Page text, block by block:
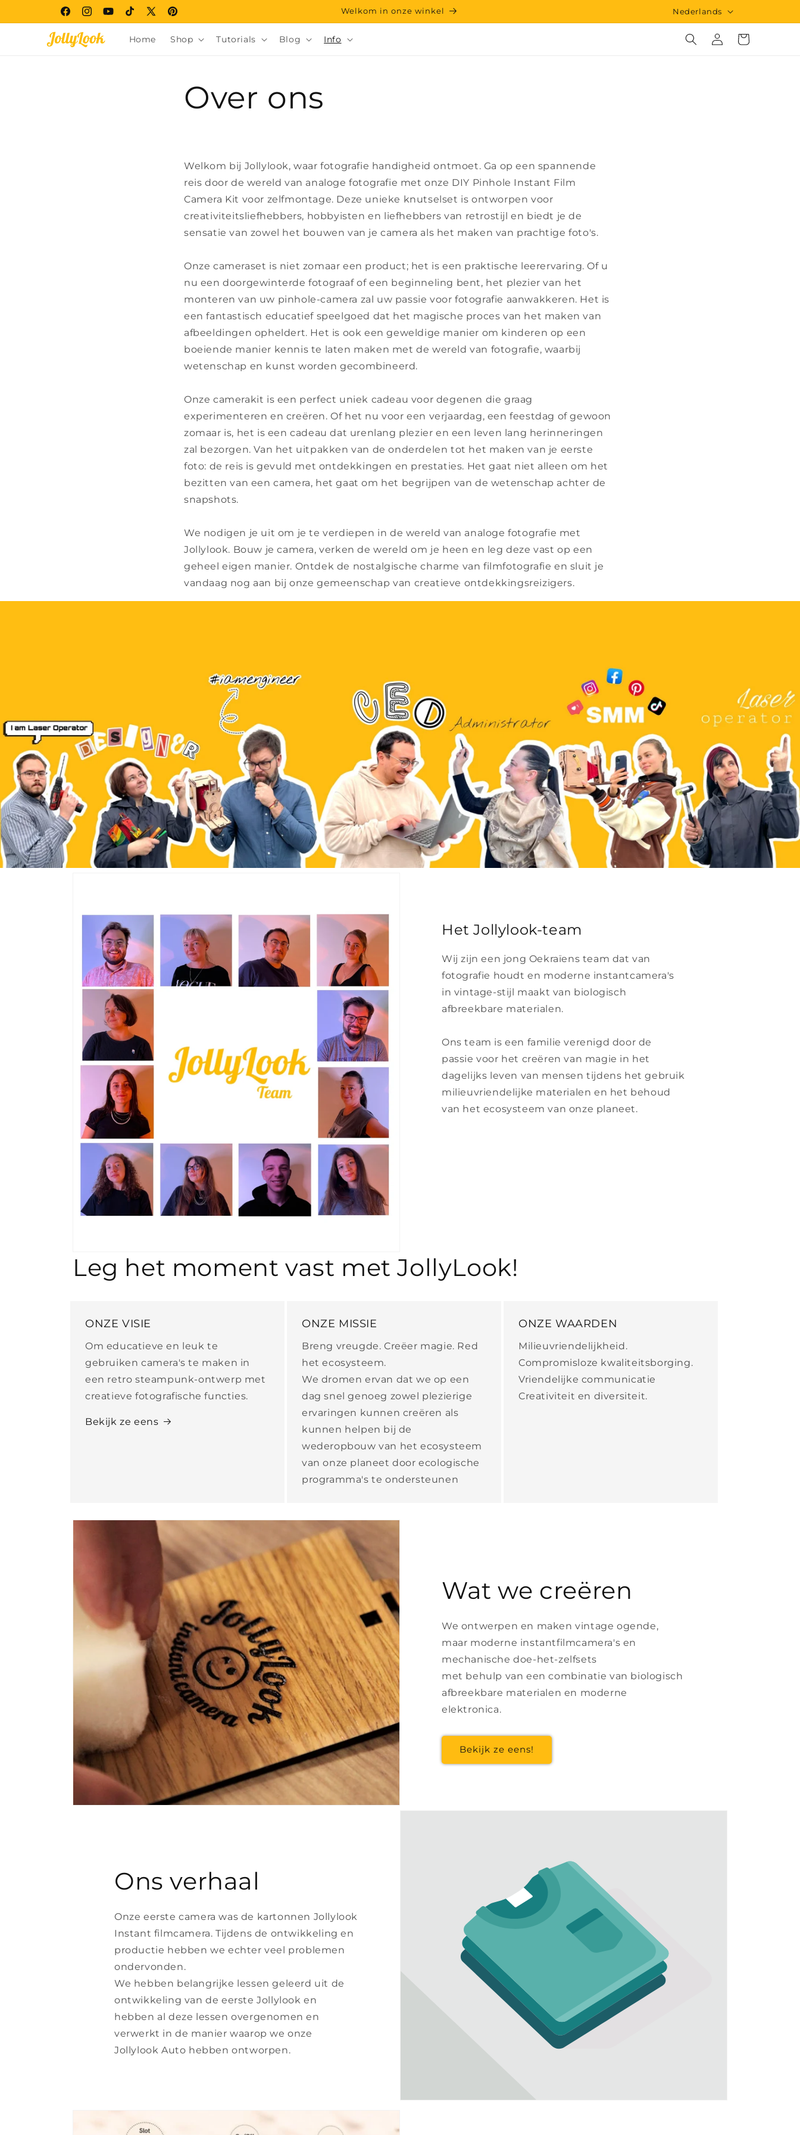
content
FacebookInstagram
YouTubeTikTok
X
Pinterest
Welkom in onze winkel
T
a
Nederlands
Home Shop Tutorials Blog Info Inloggen
Winkelwagen
Over ons
Welkom bij Jollylook, waar fotografie handigheid ontmoet. Ga op een spannende
reis door de wereld van analoge fotografie met onze DIY Pinhole Instant Film
Camera Kit voor zelfmontage. Deze unieke knutselset is ontworpen voor
creativiteitsliefhebbers, hobbyisten en liefhebbers van retrostijl en biedt je de
sensatie van zowel het bouwen van je camera als het maken van prachtige foto's.
Onze cameraset is niet zomaar een product; het is een praktische leerervaring. Of u
nu een doorgewinterde fotograaf of een beginneling bent, het plezier van het
monteren van uw pinhole-camera zal uw passie voor fotografie aanwakkeren. Het is
een fantastisch educatief speelgoed dat het magische proces van het maken van
afbeeldingen opheldert. Het is ook een geweldige manier om kinderen op een
boeiende manier kennis te laten maken met de wereld van fotografie, waarbij
wetenschap en kunst worden gecombineerd.
Onze camerakit is een perfect uniek cadeau voor degenen die graag
experimenteren en creëren. Of het nu voor een verjaardag, een feestdag of gewoon
zomaar is, het is een cadeau dat urenlang plezier en een leven lang herinneringen
zal bezorgen. Van het uitpakken van de onderdelen tot het maken van je eerste
foto: de reis is gevuld met ontdekkingen en prestaties. Het gaat niet alleen om het
bezitten van een camera, het gaat om het begrijpen van de wetenschap achter de
snapshots.
We nodigen je uit om je te verdiepen in de wereld van analoge fotografie met
Jollylook. Bouw je camera, verken de wereld om je heen en leg deze vast op een
geheel eigen manier. Ontdek de nostalgische charme van filmfotografie en sluit je
vandaag nog aan bij onze gemeenschap van creatieve ontdekkingsreizigers.
Het Jollylook-team
Wij zijn een jong Oekraïens team dat van
fotografie houdt en moderne instantcamera's
in vintage-stijl maakt van biologisch
afbreekbare materialen.
Ons team is een familie verenigd door de
passie voor het creëren van magie in het
dagelijks leven van mensen tijdens het gebruik
milieuvriendelijke materialen en het behoud
van het ecosysteem van onze planeet.
Leg het moment vast met JollyLook!
ONZE VISIE
Om educatieve en leuk te
gebruiken camera's te maken in
een retro steampunk-ontwerp met
creatieve fotografische functies.
Bekijk ze eens
ONZE MISSIE
Breng vreugde. Creëer magie. Red
het ecosysteem.
We dromen ervan dat we op een
dag snel genoeg zowel plezierige
ervaringen kunnen creëren als
kunnen helpen bij de
wederopbouw van het ecosysteem
van onze planeet door ecologische
programma's te ondersteunen
ONZE WAARDEN
Milieuvriendelijkheid.
Compromisloze kwaliteitsborging.
Vriendelijke communicatie
Creativiteit en diversiteit.
Wat we creëren
We ontwerpen en maken vintage ogende,
maar moderne instantfilmcamera's en
mechanische doe-het-zelfsets
met behulp van een combinatie van biologisch
afbreekbare materialen en moderne
elektronica.
Bekijk ze eens!
Ons verhaal
Onze eerste camera was de kartonnen Jollylook
Instant filmcamera. Tijdens de ontwikkeling en
productie hebben we echter veel problemen
ondervonden.
We hebben belangrijke lessen geleerd uit de
ontwikkeling van de eerste Jollylook en
hebben al deze lessen overgenomen en
verwerkt in de manier waarop we onze
Jollylook Auto hebben ontworpen.